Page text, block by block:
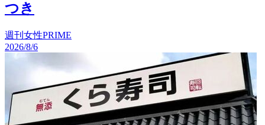
つき
週刊女性PRIME
2026/8/6